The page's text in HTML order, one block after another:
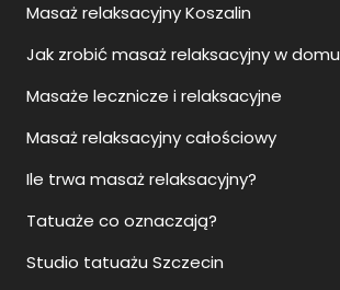
Masaż relaksacyjny Koszalin
Jak zrobić masaż relaksacyjny w domu
Masaże lecznicze i relaksacyjne
Masaż relaksacyjny całościowy
Ile trwa masaż relaksacyjny?
Tatuaże co oznaczają?
Studio tatuażu Szczecin